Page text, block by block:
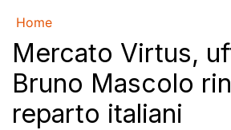
Home
Mercato Virtus,
Bruno Mascolo
reparto italiani